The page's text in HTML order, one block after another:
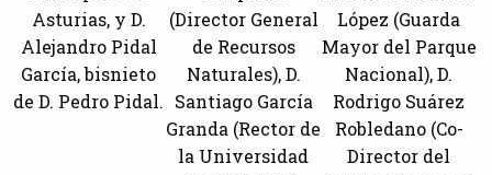
Asturias, y D.
Alejandro Pidal
García, bisnieto
de D. Pedro Pidal.
(Director General
de Recursos
Naturales), D.
Santiago García
Granda (Rector de
la Universidad
López (Guarda
Mayor del Parque
Nacional), D.
Rodrigo Suárez
Robledano (Co-
Director del